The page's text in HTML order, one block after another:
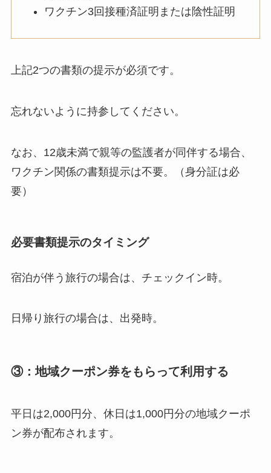
ワクチン3回接種済証明または陰性証明
上記2つの書類の提示が必須です。
忘れないように持参してください。
なお、12歳未満で親等の監護者が同伴する場合、
ワクチン関係の書類提示は不要。（身分証は必
要）
必要書類提示のタイミング
宿泊が伴う旅行の場合は、チェックイン時。
日帰り旅行の場合は、出発時。
③：地域クーポン券をもらって利用する
平日は2,000円分、休日は1,000円分の地域クーポ
ン券が配布されます。